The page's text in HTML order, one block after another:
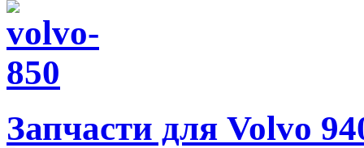
Запчасти для Volvo